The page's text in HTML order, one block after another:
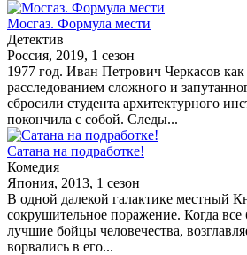
Мосгаз. Формула мести
Детектив
Россия, 2019, 1 сезон
1977 год. Иван Петрович Черкасов как
расследованием сложного и
сбросили студента архитектурного
покончила с собой. Следы...
Сатана на подработке!
Комедия
Япония, 2013, 1 сезон
В одной далекой галактике местный
сокрушительное поражение. Когда
лучшие бойцы человечества,
ворвались в его...